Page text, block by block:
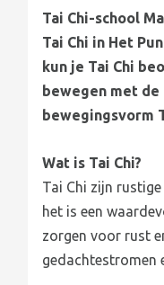
Tai Chi-school
Tai Chi in Het
kun je Tai Chi
bewegen met de
bewegingsvorm
Wat is Tai Chi?
Tai Chi zijn
het is een
zorgen voor rust
gedachtestromen